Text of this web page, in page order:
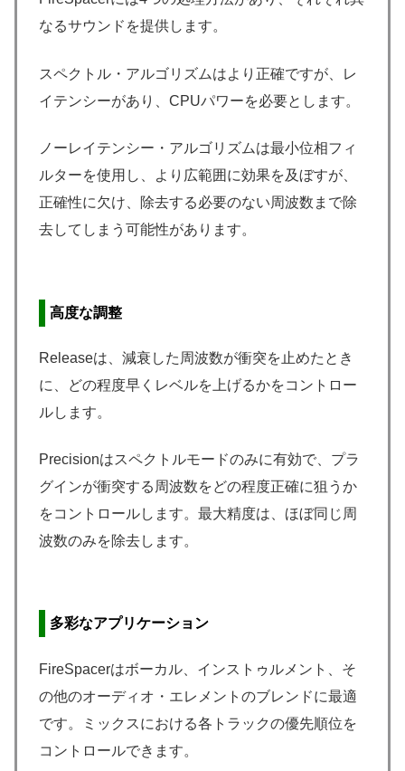
なるサウンドを提供します。
スペクトル・アルゴリズムはより正確ですが、レ
イテンシーがあり、CPUパワーを必要とします。
ノーレイテンシー・アルゴリズムは最小位相フィ
ルターを使用し、より広範囲に効果を及ぼすが、
正確性に欠け、除去する必要のない周波数まで除
去してしまう可能性があります。
高度な調整
Releaseは、減衰した周波数が衝突を止めたとき
に、どの程度早くレベルを上げるかをコントロー
ルします。
Precisionはスペクトルモードのみに有効で、プラ
グインが衝突する周波数をどの程度正確に狙うか
をコントロールします。最大精度は、ほぼ同じ周
波数のみを除去します。
多彩なアプリケーション
FireSpacerはボーカル、インストゥルメント、そ
の他のオーディオ・エレメントのブレンドに最適
です。ミックスにおける各トラックの優先順位を
コントロールできます。